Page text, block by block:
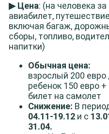
▶ Цена: (на человека за
авиабилет,
включая багаж,
сборы, топливо,
напитки)
Обычная цена:
взрослый 200 евро
ребенок 150 евро +
билет на самолет
Снижение: В
04.11-19.12 и с
31.04.